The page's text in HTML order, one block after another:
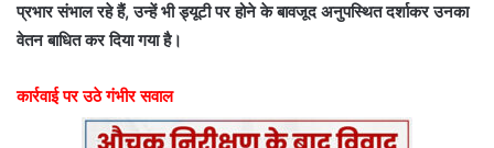
प्रभार संभाल रहे हैं, उन्हें भी ड्यूटी पर होने के बावजूद अनुपस्थित दर्शाकर उनका
वेतन बाधित कर दिया गया है।
​कार्रवाई पर उठे गंभीर सवाल